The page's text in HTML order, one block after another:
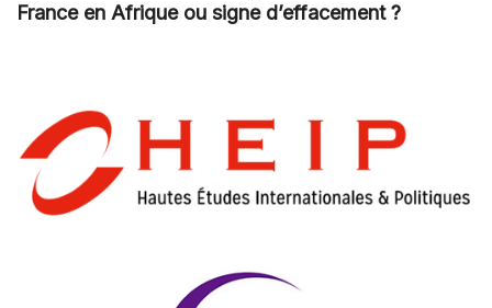
France en Afrique ou signe d’effacement ?